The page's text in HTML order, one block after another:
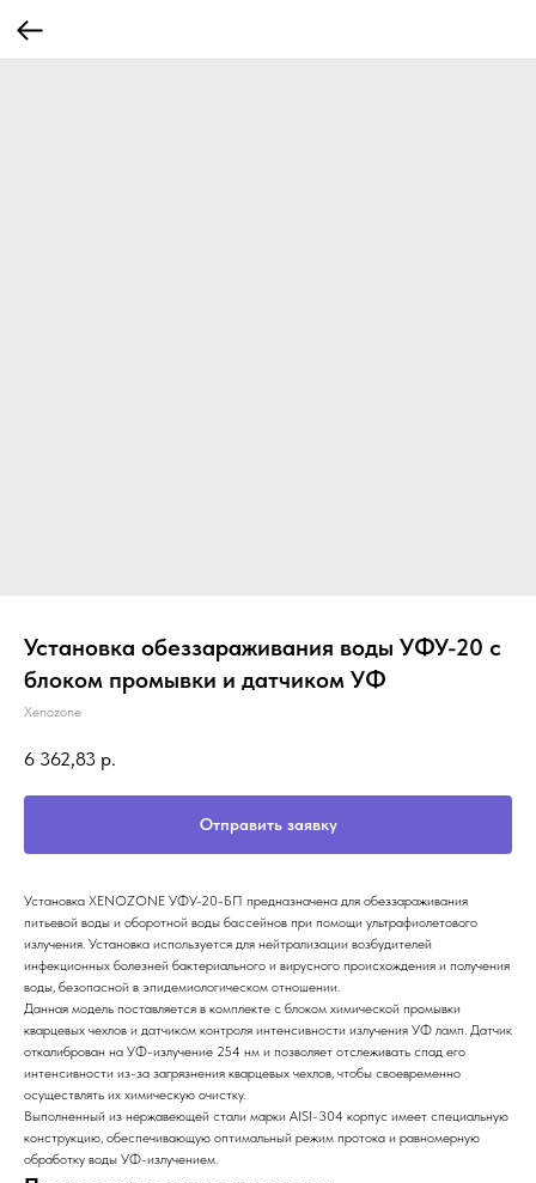
Установка обеззараживания воды УФУ-20 с
блоком промывки и датчиком УФ
Xenozone
6 362,83 р.
Отправить заявку
Установка XENOZONE УФУ-20-БП предназначена для обеззараживания
питьевой воды и оборотной воды бассейнов при помощи ультрафиолетового
излучения. Установка используется для нейтрализации возбудителей
инфекционных болезней бактериального и вирусного происхождения и получения
воды, безопасной в эпидемиологическом отношении.
Данная модель поставляется в комплекте с блоком химической промывки
кварцевых чехлов и датчиком контроля интенсивности излучения УФ ламп. Датчик
откалиброван на УФ-излучение 254 нм и позволяет отслеживать спад его
интенсивности из-за загрязнения кварцевых чехлов, чтобы своевременно
осуществлять их химическую очистку.
Выполненный из нержавеющей стали марки AISI-304 корпус имеет специальную
конструкцию, обеспечивающую оптимальный режим протока и равномерную
обработку воды УФ-излучением.